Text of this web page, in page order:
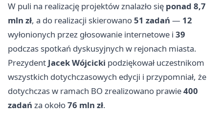
W puli na realizację projektów znalazło się ponad 8,7
mln zł, a do realizacji skierowano51 zadań — 12
wyłonionych przez głosowanie internetowe i 39
podczas spotkań dyskusyjnych w rejonach miasta.
Prezydent Jacek Wójcicki podziękował uczestnikom
wszystkich dotychczasowych edycji i przypomniał, że
dotychczas w ramach BO zrealizowano prawie400
zadań za około76 mln zł.